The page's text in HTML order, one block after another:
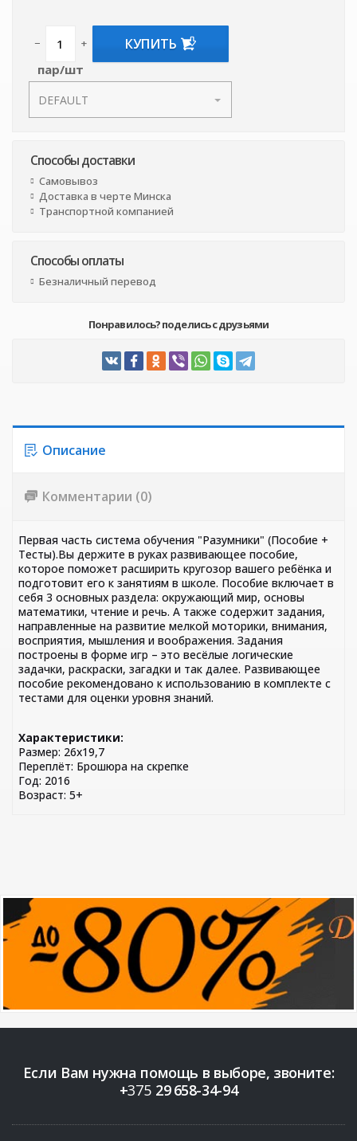
− +
пар/шт
КУПИТЬ
Способы доставки
Самовывоз
Доставка в черте Минска
Транспортной компанией
Способы оплаты
Безналичный перевод
Понравилось? поделись с друзьями
Описание
Комментарии (0)
Первая часть система обучения "Разумники" (Пособие +
Тесты).Вы держите в руках развивающее пособие,
которое поможет расширить кругозор вашего ребёнка и
подготовит его к занятиям в школе. Пособие включает в
себя 3 основных раздела: окружающий мир, основы
математики, чтение и речь. А также содержит задания,
направленные на развитие мелкой моторики, внимания,
восприятия, мышления и воображения. Задания
построены в форме игр – это весёлые логические
задачки, раскраски, загадки и так далее. Развивающее
пособие рекомендовано к использованию в комплекте с
тестами для оценки уровня знаний.
Характеристики:
Размер: 26х19,7
Переплёт: Брошюра на скрепке
Год: 2016
Возраст: 5+
Если Вам нужна помощь в выборе, звоните:
+375 29658-34-94